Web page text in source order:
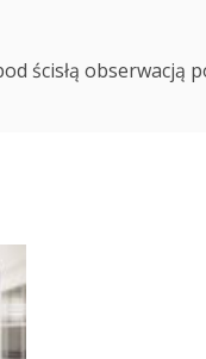
ścisłą obserwacją